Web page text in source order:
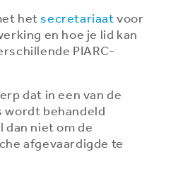
het secretariaatvoor
en hoe je lid kan
PIARC-
dat in een van de
wordt behandeld
dan niet om de
afgevaardigde te